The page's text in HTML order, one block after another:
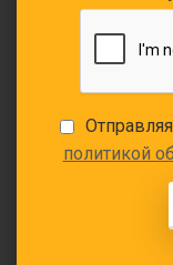
политикой